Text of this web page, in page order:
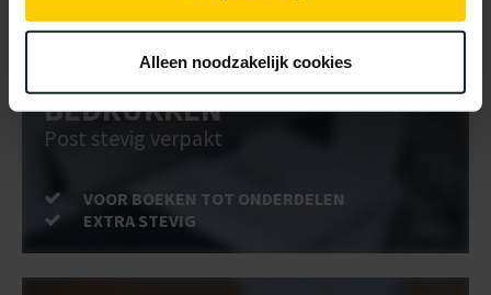
Alleen noodzakelijk cookies
BRIEVENBUSDOOS
BEDRUKKEN
Post stevig verpakt
VOOR BOEKEN TOT ONDERDELEN
EXTRA STEVIG